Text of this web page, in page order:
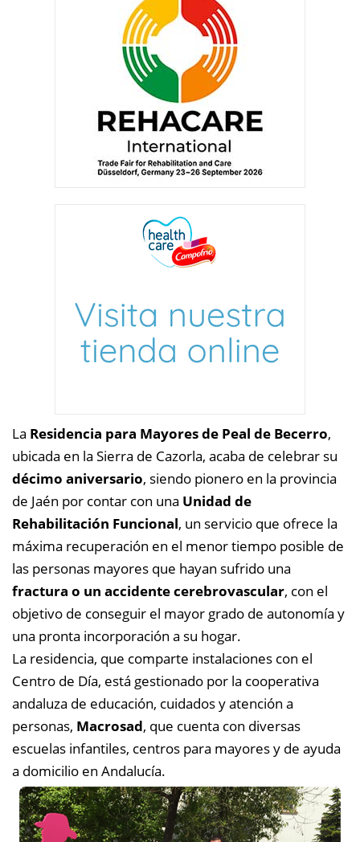
La Residencia para Mayores de Peal de Becerro,
ubicada en la Sierra de Cazorla, acaba de celebrar su
décimo aniversario, siendo pionero en la provincia
de Jaén por contar con una Unidad de
Rehabilitación Funcional, un servicio que ofrece la
máxima recuperación en el menor tiempo posible de
las personas mayores que hayan sufrido una
fractura o un accidente cerebrovascular, con el
objetivo de conseguir el mayor grado de autonomía y
una pronta incorporación a su hogar.
La residencia, que comparte instalaciones con el
Centro de Día, está gestionado por la cooperativa
andaluza de educación, cuidados y atención a
personas, Macrosad, que cuenta con diversas
escuelas infantiles, centros para mayores y de ayuda
a domicilio en Andalucía.